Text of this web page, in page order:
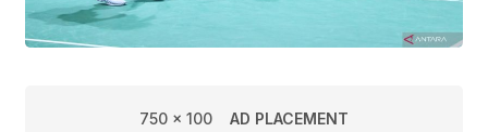
750 x 100 AD PLACEMENT